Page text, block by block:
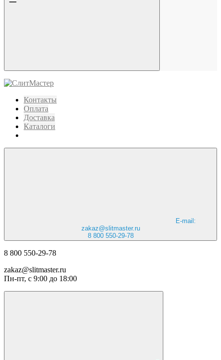
Контакты
Оплата
Доставка
Каталоги
E-mail:
zakaz@slitmaster.ru
8 800 550-29-78
8 800 550-29-78
zakaz@slitmaster.ru
Пн-пт, с 9:00 до 18:00